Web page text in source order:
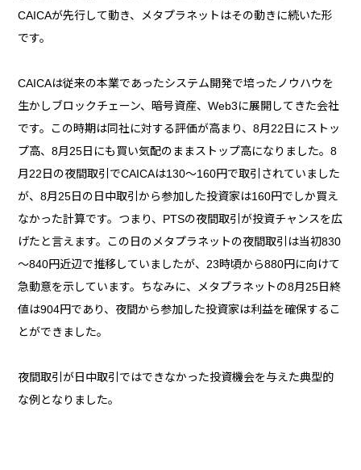
CAICAが先行して動き、メタプラネットはその動きに続いた形
です。
CAICAは従来の本業であったシステム開発で培ったノウハウを
生かしブロックチェーン、暗号資産、Web3に展開してきた会社
です。この時期は同社に対する評価が高まり、8月22日にストッ
プ高、8月25日にも買い気配のままストップ高になりました。8
月22日の夜間取引でCAICAは130～160円で取引されていました
が、8月25日の日中取引から参加した投資家は160円でしか買え
なかった計算です。つまり、PTSの夜間取引が投資チャンスを広
げたと言えます。この日のメタプラネットの夜間取引は当初830
～840円近辺で推移していましたが、23時頃から880円に向けて
急動意を示しています。ちなみに、メタプラネットの8月25日終
値は904円であり、夜間から参加した投資家は利益を確保するこ
とができました。
夜間取引が日中取引ではできなかった投資機会を与えた典型的
な例となりました。